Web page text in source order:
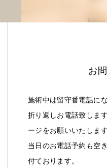
お
施術中は留守番電話に
折り返しお電話致しま
ージをお願いいたします
当日のお電話予約も空
付ております。